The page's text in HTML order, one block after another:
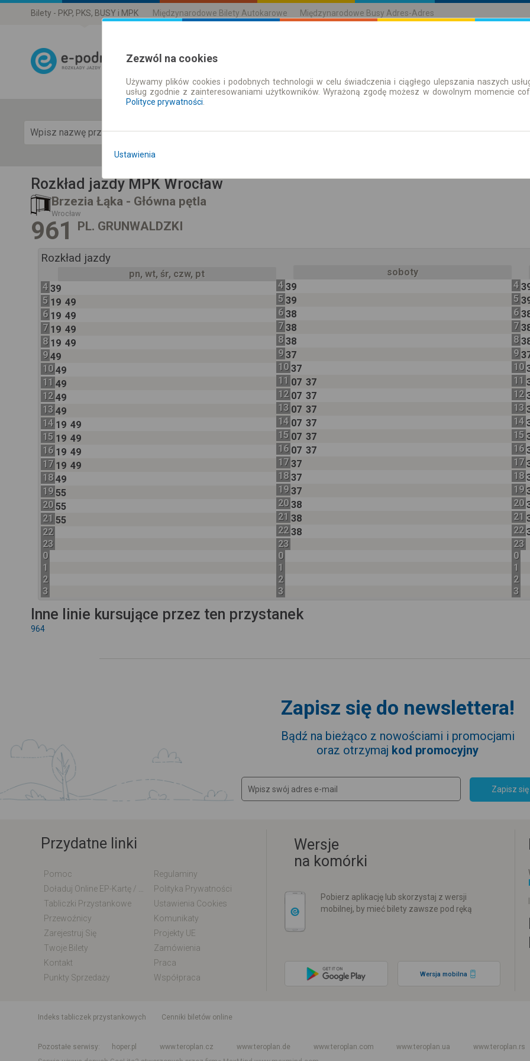
Bilety - PKP, PKS, BUSY i MPK Międzynarodowe Bilety Autokarowe Międzynarodowe Busy Adres-Adres
Rozkład Jazdy | Bilety Bilety okresowe
Pokaż rozkład
Rozkład jazdy MPK Wrocław
Brzezia Łąka - Główna pętla
Wrocław
961 PL. GRUNWALDZKI
Rozkład jazdy
pn, wt, śr, czw, pt
4 39
5 19 49
6 19 49
7 19 49
8 19 49
9 49
10 49
11 49
12 49
13 49
14 19 49
15 19 49
16 19 49
17 19 49
18 49
19 55
20 55
21 55
22
23
0
1
2
3
soboty
4 39
5 39
6 38
7 38
8 38
9 37
10 37
11 07 37
12 07 37
13 07 37
14 07 37
15 07 37
16 07 37
17 37
18 37
19 37
20 38
21 38
22 38
23
0
1
2
3
4
5
6
7
8
9
10
11
12
13
14
15
16
17
18
19
20
21
22
23
0
1
2
3
Inne linie kursujące przez ten przystanek
964
Zapisz się do newslettera!
Bądź na bieżąco z nowościami i promocjami
oraz otrzymaj kod promocyjny
Zapisz się
Przydatne linki
Pomoc
Regulaminy
Polityka Prywatności
Tabliczki Przystankowe
Ustawienia Cookies
Przewoźnicy
Komunikaty
Zarejestruj Się
Projekty UE
Twoje Bilety
Zamówienia
Kontakt
Praca
Punkty Sprzedaży
Współpraca
Wersje
na komórki
Pobierz aplikację lub skorzystaj z wersji
mobilnej, by mieć bilety zawsze pod ręką
Wersja mobilna
indeks tabliczek przystankowych
Cenniki biletów online
Pozostałe serwisy
hoper.pl www.teroplan.cz www.teroplan.de www.teroplan.com www.teroplan.ua
www.teroplan.rs
Zezwól na cookies
Używamy plików cookies i podobnych technologii w celu świadczenia i ciągłego ulepszania naszych
usług zgodnie z zainteresowaniami użytkowników. Wyrażoną zgodę możesz w dowolnym momencie
Polityce prywatności
Ustawienia